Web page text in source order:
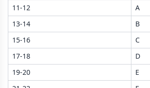
11-12
A
13-14
B
15-16
C
17-18
D
19-20
E